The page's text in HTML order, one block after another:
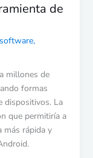
de
,
millones de
formas
dispositivos. La
que permitiría a
más rápida y